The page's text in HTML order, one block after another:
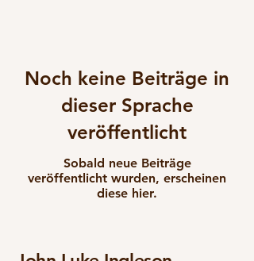
Noch keine Beiträge in
dieser Sprache
veröffentlicht
Sobald neue Beiträge
veröffentlicht wurden, erscheinen
diese hier.